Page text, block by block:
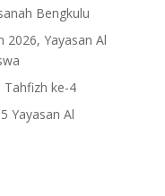
Bengkulu
2026, Yayasan Al
Tahfizh ke-4
Yayasan Al